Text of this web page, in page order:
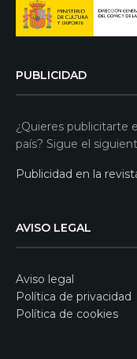
PUBLICIDAD
¿Quieres publicitarte
país? Sigue el
Publicidad en la
AVISO LEGAL
Aviso legal
Política de privacidad
Política de cookies